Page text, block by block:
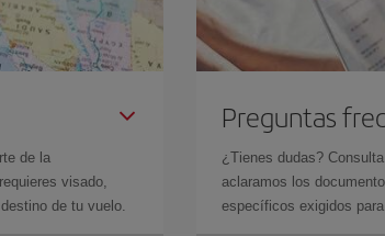
de la
visado,
de tu vuelo.
Preguntas
¿Tienes dudas?
aclaramos los
específicos exigidos